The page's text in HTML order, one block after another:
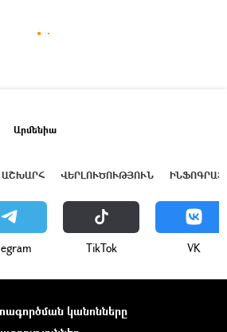
Արմենիա
ԱՇԽԱՐՀ ՎԵՐԼՈՒԾՈՒԹՅՈՒՆ
ТikТоk VK
կանոնները